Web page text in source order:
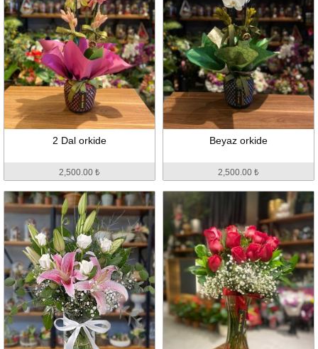
2 Dal orkide
2,500.00 ₺
Beyaz orkide
2,500.00 ₺